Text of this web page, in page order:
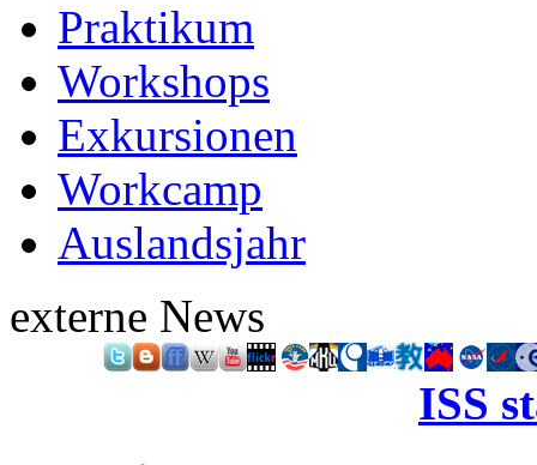
Praktikum
Workshops
Exkursionen
Workcamp
Auslandsjahr
externe News
ISS